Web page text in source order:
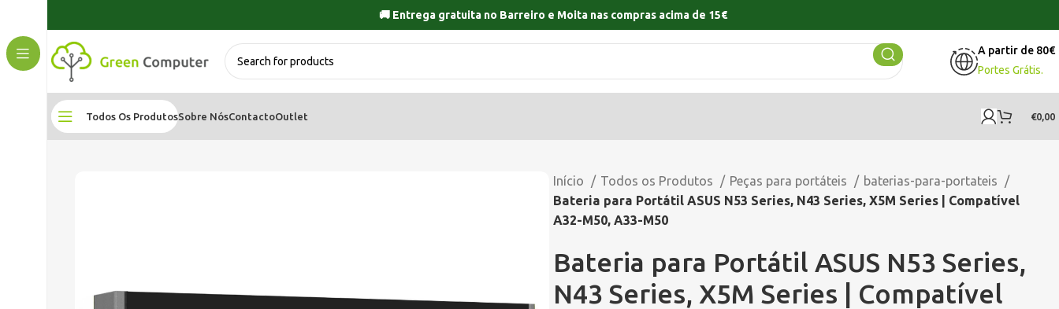
🚚 Entrega gratuita no Barreiro e Moita nas compras acima de 15€
A partir de 80€
Portes Grátis.
Todos Os ProdutosSobre NósContactoOutlet €0,00
Início Todos os Produtos Peças para portáteis
baterias-para-portateis
Bateria para Portátil ASUS N53 Series, N43 Series, X5M Series | Compatível
A32-M50, A33-M50
Bateria para Portátil ASUS N53 Series,
N43 Series, X5M Series | Compatível